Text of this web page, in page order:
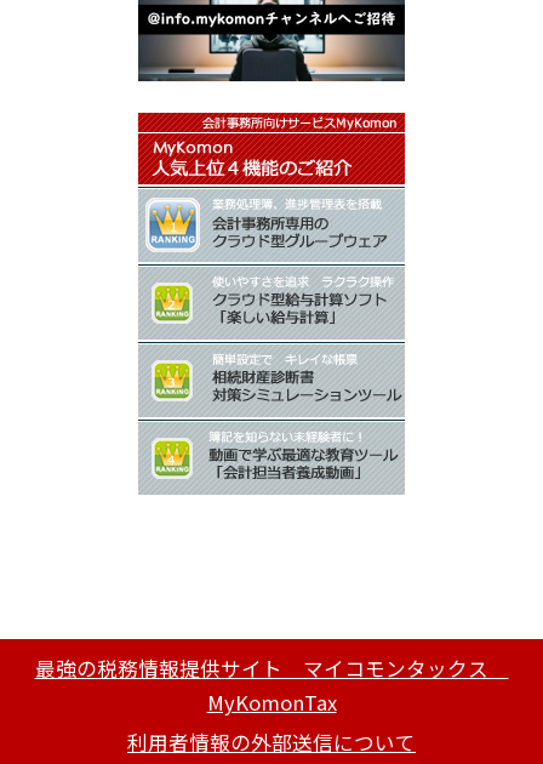
最強の税務情報提供サイト マイコモンタックス
MyKomonTax
利用者情報の外部送信について